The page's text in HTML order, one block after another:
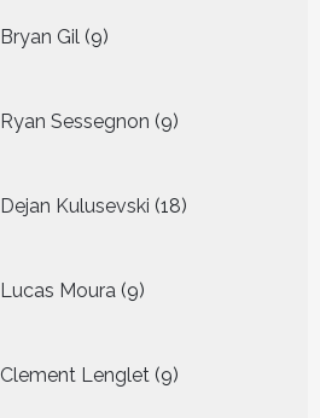
Bryan Gil 9
producten
Ryan Sessegnon 9
producten
Dejan Kulusevski 18
producten
Lucas Moura 9
producten
Clement Lenglet 9
producten